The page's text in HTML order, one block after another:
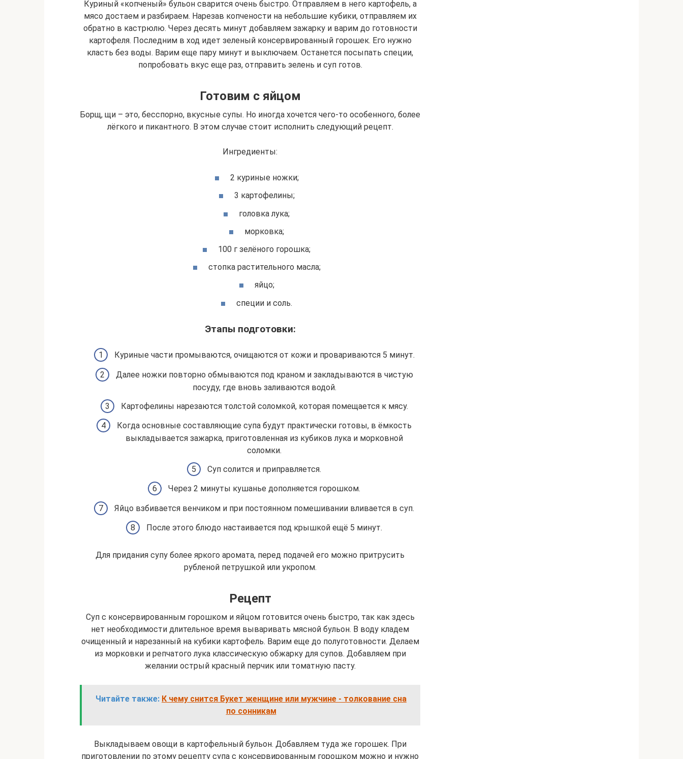
Куриный «копченый» бульон сварится очень быстро. Отправляем в него картофель, а
мясо достаем и разбираем. Нарезав копчености на небольшие кубики, отправляем их
обратно в кастрюлю. Через десять минут добавляем зажарку и варим до готовности
картофеля. Последним в ход идет зеленый консервированный горошек. Его нужно
класть без воды. Варим еще пару минут и выключаем. Останется посыпать специи,
попробовать вкус еще раз, отправить зелень и суп готов.
Готовим с яйцом
Борщ, щи – это, бесспорно, вкусные супы. Но иногда хочется чего-то особенного, более
лёгкого и пикантного. В этом случае стоит исполнить следующий рецепт.
Ингредиенты:
2 куриные ножки;
3 картофелины;
головка лука;
морковка;
100 г зелёного горошка;
стопка растительного масла;
яйцо;
специи и соль.
Этапы подготовки:
Куриные части промываются, очищаются от кожи и провариваются 5 минут.
Далее ножки повторно обмываются под краном и закладываются в чистую
посуду, где вновь заливаются водой.
Картофелины нарезаются толстой соломкой, которая помещается к мясу.
Когда основные составляющие супа будут практически готовы, в ёмкость
выкладывается зажарка, приготовленная из кубиков лука и морковной
соломки.
Суп солится и приправляется.
Через 2 минуты кушанье дополняется горошком.
Яйцо взбивается венчиком и при постоянном помешивании вливается в суп.
После этого блюдо настаивается под крышкой ещё 5 минут.
Для придания супу более яркого аромата, перед подачей его можно притрусить
рубленой петрушкой или укропом.
Рецепт
Суп с консервированным горошком и яйцом готовится очень быстро, так как здесь
нет необходимости длительное время вываривать мясной бульон. В воду кладем
очищенный и нарезанный на кубики картофель. Варим еще до полуготовности. Делаем
из морковки и репчатого лука классическую обжарку для супов. Добавляем при
желании острый красный перчик или томатную пасту.
Читайте также: К чему снится Букет женщине или мужчине - толкование сна
по сонникам
Выкладываем овощи в картофельный бульон. Добавляем туда же горошек. При
приготовлении по этому рецепту супа с консервированным горошком можно и нужно